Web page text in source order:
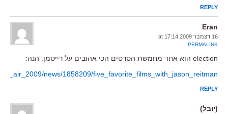
REPLY
Eran
16 דצמבר 2009 at 17:14
PERMALINK
election הוא אחד מחמשת הסרטים הכי אהובים על רייטמן. הנה:
news/1858209/five_favorite_films_with_jason_reitman
REPLY
(יובל)